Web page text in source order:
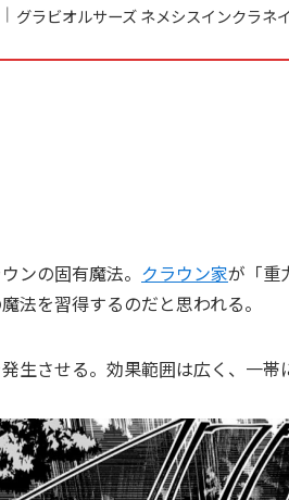
グラビオルサーズ ネメシスインクラネ
ンの固有魔法。 クラウン家が「重
法を習得するのだと思われる。
生させる。効果範囲は広く、一